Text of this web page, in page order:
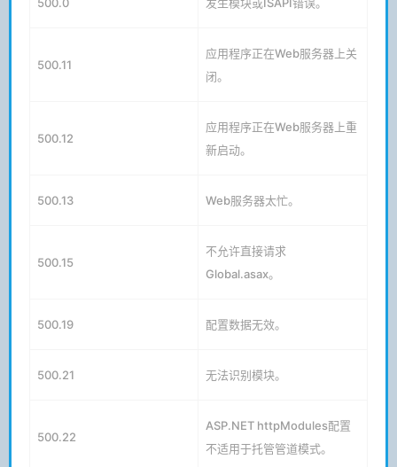
500.11
应用程序正在Web服务器上关
闭。
500.12
应用程序正在Web服务器上重
新启动。
500.13 Web服务器太忙。
500.15
不允许直接请求
Global.asax。
500.19 配置数据无效。
500.21 无法识别模块。
500.22
ASP.NET httpModules配置
不适用于托管管道模式。